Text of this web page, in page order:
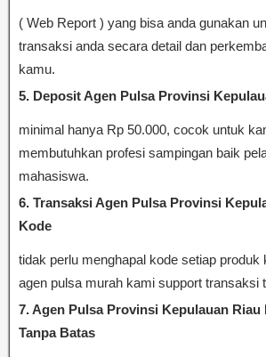
( Web Report ) yang bisa anda gunakan
transaksi anda secara detail dan
kamu.
5. Deposit Agen Pulsa Provinsi
minimal hanya Rp 50.000, cocok untuk
membutuhkan profesi sampingan baik
mahasiswa.
6. Transaksi Agen Pulsa Provinsi
Kode
tidak perlu menghapal kode setiap produk
agen pulsa murah kami support transaksi
7. Agen Pulsa Provinsi Kepulauan Riau
Tanpa Batas